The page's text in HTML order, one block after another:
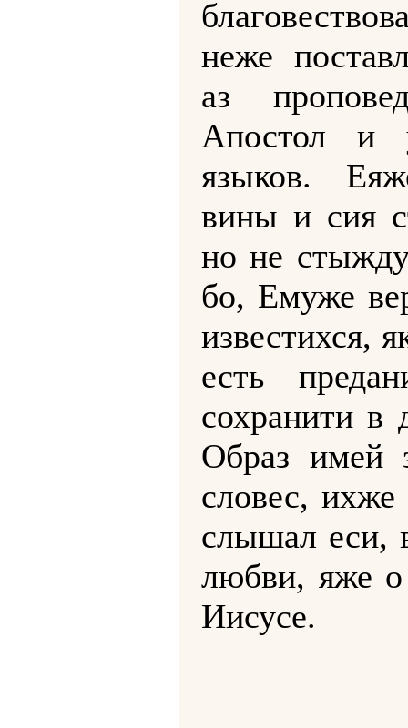
неже
аз
Апостол и
языков.
вины и сия
но не
бо, Емуже
известихся,
есть
сохранити в
Образ имей
словес, ихже
слышал еси,
любви, яже
Иисусе.